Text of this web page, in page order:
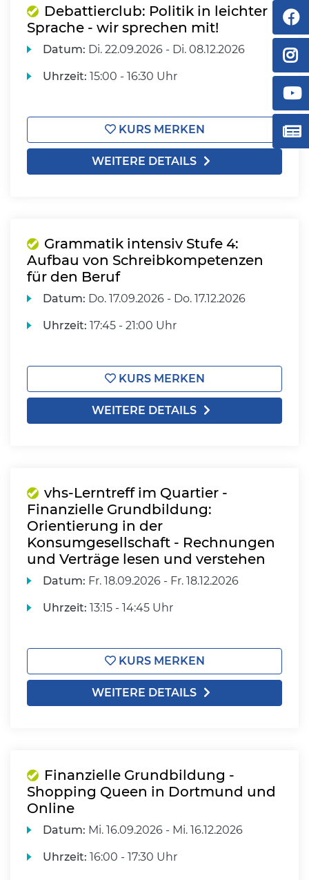
Debattierclub: Politik in leichter
Sprache - wir sprechen mit!
Datum: Di. 22.09.2026 - Di. 08.12.2026
Uhrzeit: 15:00 - 16:30 Uhr
KURS MERKEN
WEITERE DETAILS
Grammatik intensiv Stufe 4:
Aufbau von Schreibkompetenzen
für den Beruf
Datum: Do. 17.09.2026 - Do. 17.12.2026
Uhrzeit: 17:45 - 21:00 Uhr
KURS MERKEN
WEITERE DETAILS
vhs-Lerntreff im Quartier -
Finanzielle Grundbildung:
Orientierung in der
Konsumgesellschaft - Rechnungen
und Verträge lesen und verstehen
Datum: Fr. 18.09.2026 - Fr. 18.12.2026
Uhrzeit: 13:15 - 14:45 Uhr
KURS MERKEN
WEITERE DETAILS
Finanzielle Grundbildung -
Shopping Queen in Dortmund und
Online
Datum: Mi. 16.09.2026 - Mi. 16.12.2026
Uhrzeit: 16:00 - 17:30 Uhr